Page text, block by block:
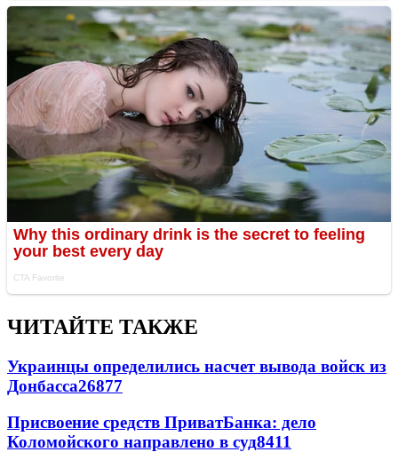
ЧИТАЙТЕ ТАКЖЕ
Украинцы определились насчет вывода войск из
Донбасса26877
Присвоение средств ПриватБанка: дело
Коломойского направлено в суд8411